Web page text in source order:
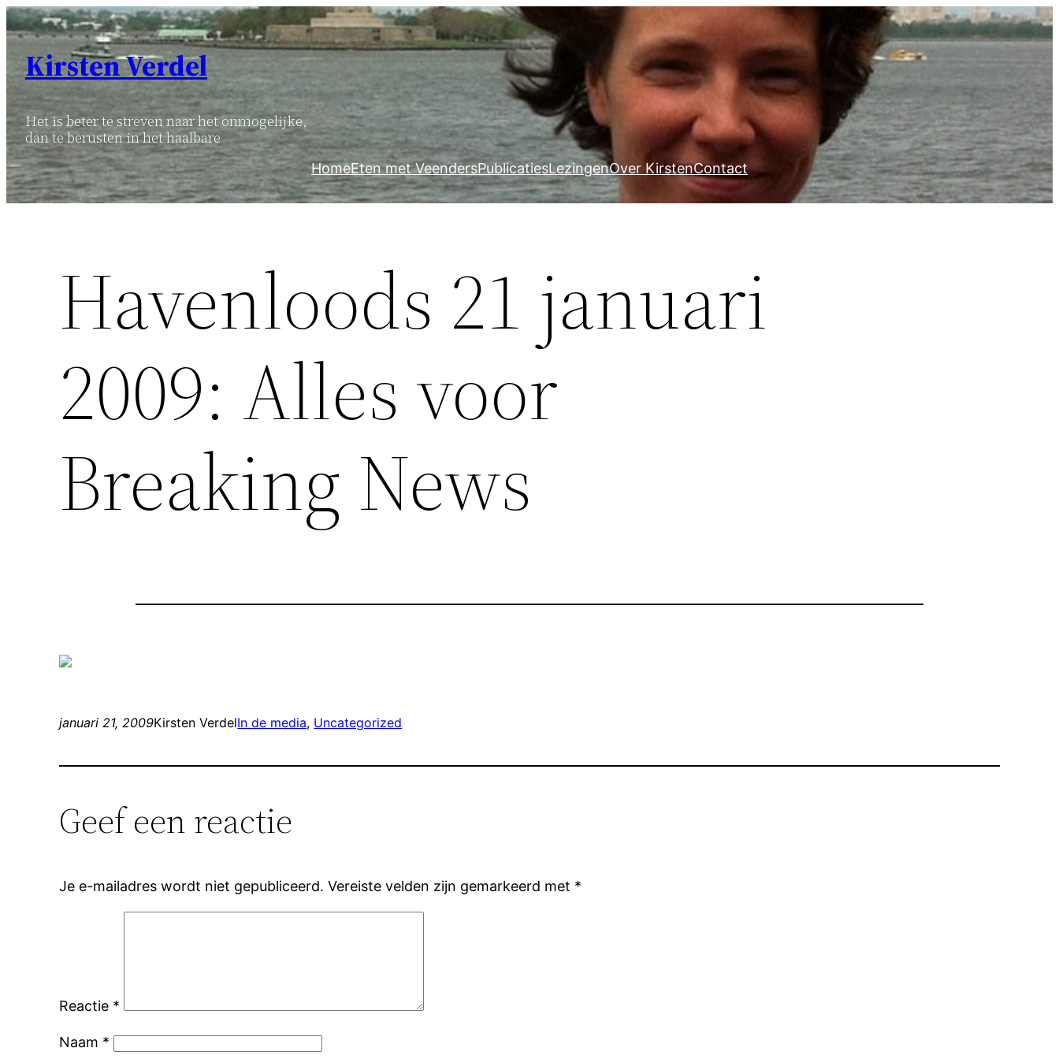
Ga
naar
inhoud
Kirsten Verdel
Het is beter te streven naar het onmogelijke,
dan te berusten in het haalbare
HomeEten met VeendersPublicatiesLezingenOver KirstenContact
Havenloods 21 januari
2009: Alles voor
Breaking News
januari 21, 2009Kirsten VerdelIn de media, Uncategorized
Geef een reactie
Je e-mailadres wordt niet gepubliceerd. Vereiste velden zijn gemarkeerd met *
Reactie *
Naam *